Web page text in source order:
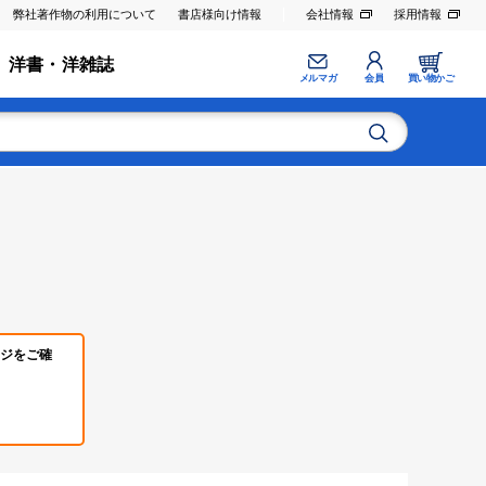
弊社著作物の利用について 書店様向け情報 会社情報 採用情報
洋書・洋雑誌
メルマガ 会員 買い物かご
をご確